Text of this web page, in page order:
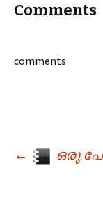
Comments
comments
Post
←
ഒരു